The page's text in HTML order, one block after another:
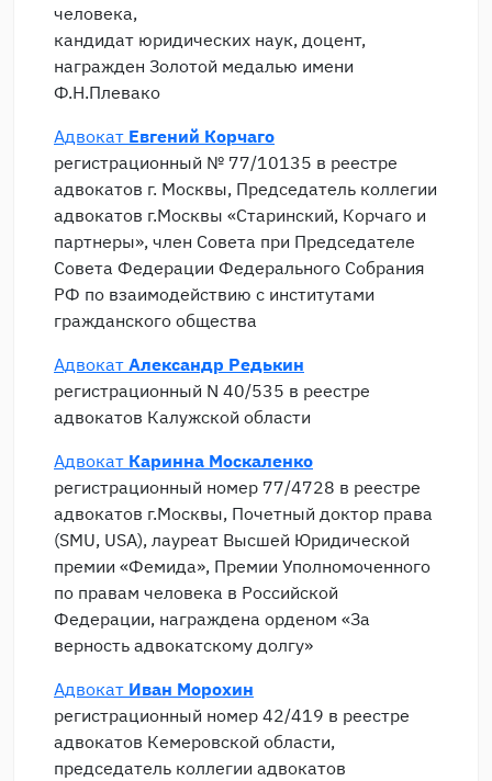
человека,
кандидат юридических наук, доцент,
награжден Золотой медалью имени
Ф.Н.Плевако
Адвокат Евгений Корчаго
регистрационный № 77/10135 в реестре
адвокатов г. Москвы, Председатель коллегии
адвокатов г.Москвы «Старинский, Корчаго и
партнеры», член Совета при Председателе
Совета Федерации Федерального Собрания
РФ по взаимодействию с институтами
гражданского общества
Адвокат Александр Редькин
регистрационный N 40/535 в реестре
адвокатов Калужской области
Адвокат Каринна Москаленко
регистрационный номер 77/4728 в реестре
адвокатов г.Москвы, Почетный доктор права
(SMU, USA), лауреат Высшей Юридической
премии «Фемида», Премии Уполномоченного
по правам человека в Российской
Федерации, награждена орденом «За
верность адвокатскому долгу»
Адвокат Иван Морохин
регистрационный номер 42/419 в реестре
адвокатов Кемеровской области,
председатель коллегии адвокатов